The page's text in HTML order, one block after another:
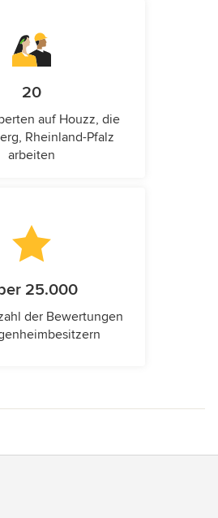
20
auf Houzz, die
Rheinland-Pfalz
arbeiten
25.000
der Bewertungen